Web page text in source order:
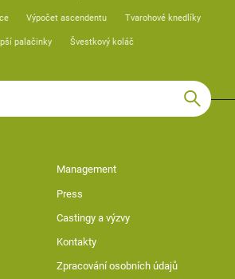
Výpočet ascendentu Tvarohové knedlíky
palačinky Švestkový koláč
Management
Press
Castingy a výzvy
Kontakty
Zpracování osobních údajů